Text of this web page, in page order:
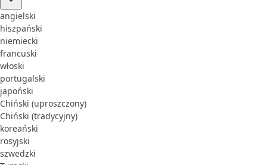
angielski
hiszpański
niemiecki
francuski
włoski
portugalski
japoński
Chiński (uproszczony)
Chiński (tradycyjny)
koreański
rosyjski
szwedzki